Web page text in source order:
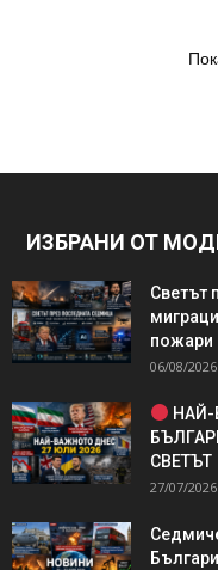
ИЗБРАНИ ОТ
Светът
пожари
06/08/2026
СВЕТЪТ
27/07/2026